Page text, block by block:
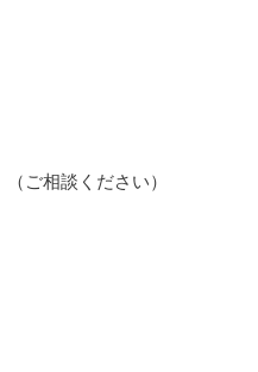
ご相談ください）